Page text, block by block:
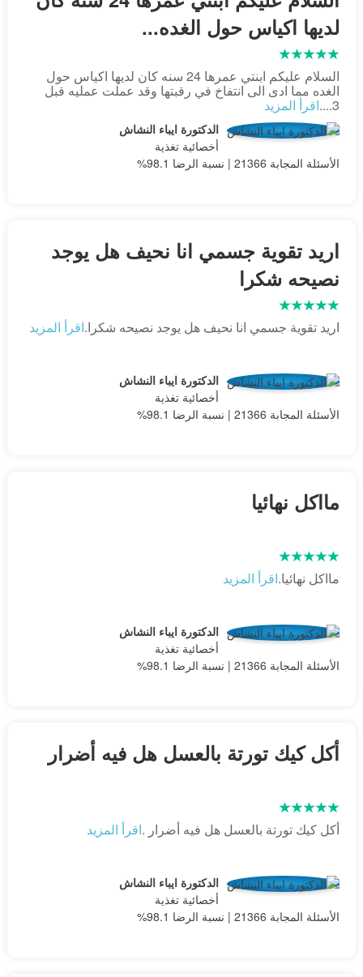
لديها اكياس حول الغده...
السلام عليكم ابنتي عمرها 24 سنه كان لديها اكياس حول
الغده مما ادى الى انتفاخ في رقبتها وقد عملت عمليه قبل
3.... اقرأ المزيد
الدكتورة ايباء النشاش
أخصائية تغذية
الأسئلة المجابة 21366 | نسبة الرضا 98.1%
اريد تقوية جسمي انا نحيف هل يوجد
نصيحه شكرا
اريد تقوية جسمي انا نحيف هل يوجد نصيحه شكرا.اقرأ المزيد
الدكتورة ايباء النشاش
أخصائية تغذية
الأسئلة المجابة 21366 | نسبة الرضا 98.1%
مااكل نهائيا
مااكل نهائيا.اقرأ المزيد
الدكتورة ايباء النشاش
أخصائية تغذية
الأسئلة المجابة 21366 | نسبة الرضا 98.1%
أكل كيك تورتة بالعسل هل فيه أضرار
أكل كيك تورتة بالعسل هل فيه أضرار .اقرأ المزيد
الدكتورة ايباء النشاش
أخصائية تغذية
الأسئلة المجابة 21366 | نسبة الرضا 98.1%